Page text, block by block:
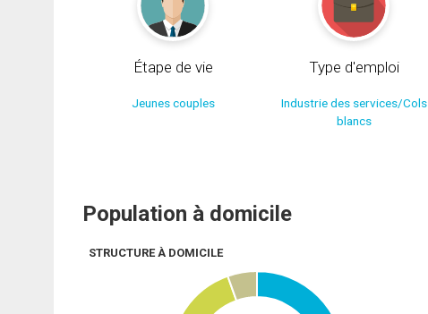
Étape de vie
Jeunes couples
Type d'emploi
Industrie des services/Cols
blancs
Population à domicile
STRUCTURE À DOMICILE